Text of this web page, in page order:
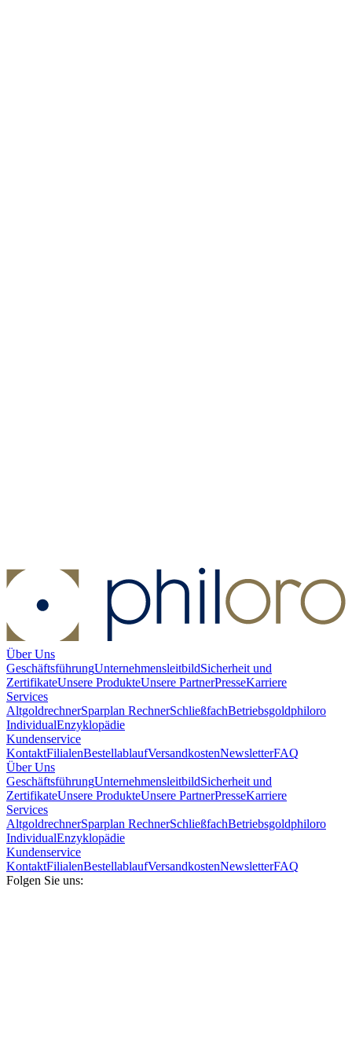
Über Uns
GeschäftsführungUnternehmensleitbildSicherheit und
ZertifikateUnsere ProdukteUnsere PartnerPresseKarriere
Services
AltgoldrechnerSparplan RechnerSchließfachBetriebsgoldphiloro
IndividualEnzyklopädie
Kundenservice
KontaktFilialenBestellablaufVersandkostenNewsletterFAQ
Über Uns
GeschäftsführungUnternehmensleitbildSicherheit und
ZertifikateUnsere ProdukteUnsere PartnerPresseKarriere
Services
AltgoldrechnerSparplan RechnerSchließfachBetriebsgoldphiloro
IndividualEnzyklopädie
Kundenservice
KontaktFilialenBestellablaufVersandkostenNewsletterFAQ
Folgen Sie uns: